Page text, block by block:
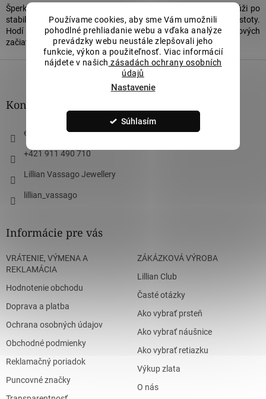
Používame cookies, aby sme Vám umožnili
pohodlné prehliadanie webu a vďaka analýze
prevádzky webu neustále zlepšovali jeho
funkcie, výkon a použiteľnosť. Viac informácií
nájdete v našich zásadách ochrany osobních
údajů
Nastavenie
Súhlasím
Šperk s motívom Býka je krásnym darom pre každého, kto túži po
stabilite, hľadá vnútornú silu alebo si želá upevniť svoje životné istoty.
Hodí sa ako talizman pri dôležitých rozhodnutiach, nových
začiatkoch alebo pre podporu dlhodobých vzťahov a cieľov.
Kontakt
eshop lillianvassago.sk
+421 911 490 710
Lillian Vassago Jewellery
lillian_vassago
Informácie pre vás
VRÁTENIE, VÝMENA A
REKLAMÁCIA
Hodnotenie obchodu
Doprava a platba
Ochrana osobných údajov
Obchodné podmienky
Reklamačný poriadok
Puncovné značky
ZÁKÁZKOVÁ VÝROBA
Lillian Club
Časté otázky
Ako vybrať prsteň
Ako vybrať náušnice
Ako vybrať retiazku
Výkup zlata
O nás